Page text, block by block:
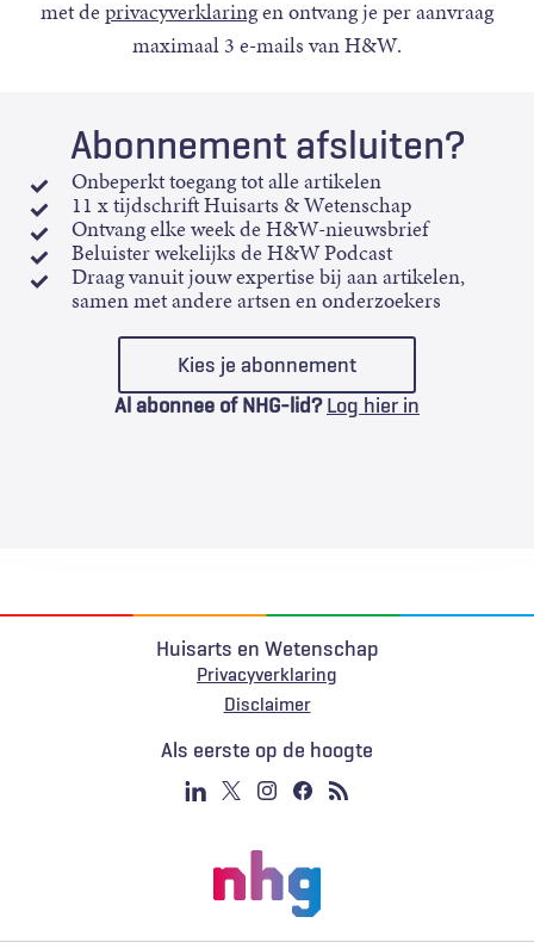
met deprivacyverklaringen ontvang je per aanvraag
maximaal 3 e-mails van H&W.
Abonnement afsluiten?
Onbeperkt toegang tot alle artikelen
11 x tijdschrift Huisarts & Wetenschap
Ontvang elke week de H&W-nieuwsbrief
Beluister wekelijks de H&W Podcast
Draag vanuit jouw expertise bij aan artikelen,
samen met andere artsen en onderzoekers
Kies je abonnement
Al abonnee of NHG-lid? Log hier in
Huisarts en Wetenschap
Privacyverklaring
Voet
Disclaimer
Als eerste op de hoogte